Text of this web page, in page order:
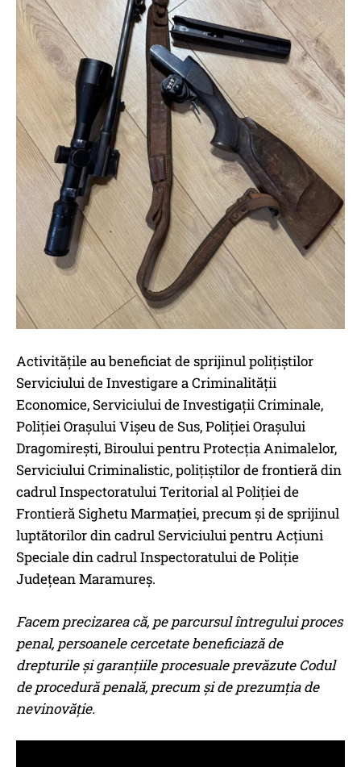
Activitățile au beneficiat de sprijinul polițiștilor
Serviciului de Investigare a Criminalității
Economice, Serviciului de Investigații Criminale,
Poliției Orașului Vișeu de Sus, Poliției Orașului
Dragomirești, Biroului pentru Protecția Animalelor,
Serviciului Criminalistic, polițiștilor de frontieră din
cadrul Inspectoratului Teritorial al Poliției de
Frontieră Sighetu Marmației, precum și de sprijinul
luptătorilor din cadrul Serviciului pentru Acțiuni
Speciale din cadrul Inspectoratului de Poliție
Județean Maramureș.
Facem precizarea că, pe parcursul întregului proces
penal, persoanele cercetate beneficiază de
drepturile și garanțiile procesuale prevăzute Codul
de procedură penală, precum și de prezumția de
nevinovăție.